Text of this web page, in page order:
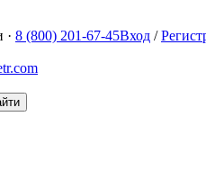
· 8 (800) 201-67-45Вход /